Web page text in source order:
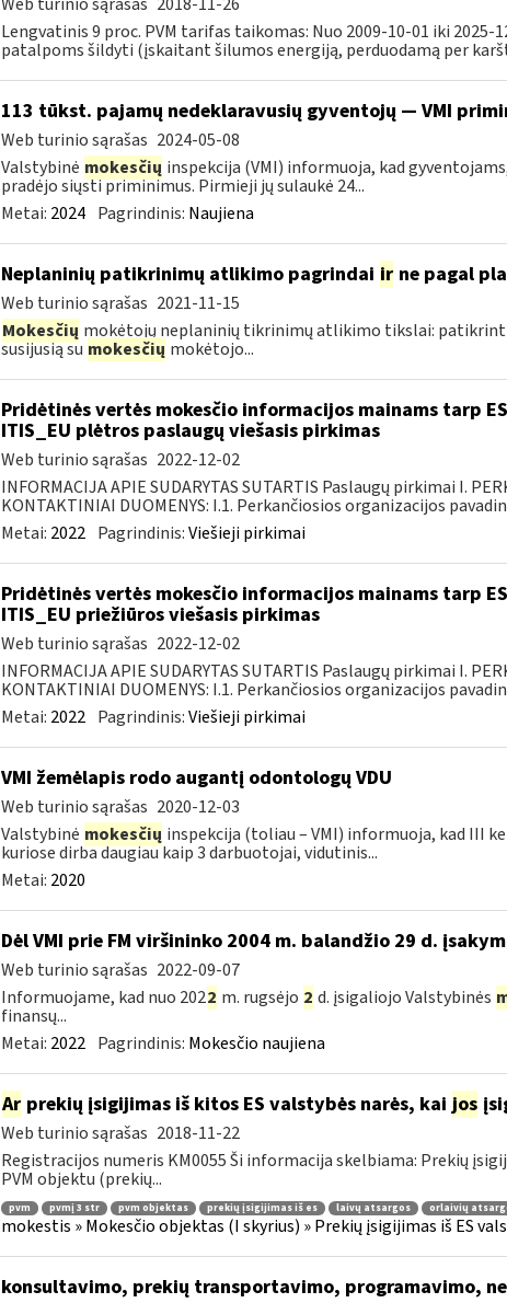
Lengvatinis 9 proc. PVM tarifas taikomas: Nuo 2009-10-01 iki
patalpoms šildyti (įskaitant šilumos energiją, perduodamą per
113 tūkst. pajamų nedeklaravusių gyventojų — VMI
Web turinio sąrašas 2024-05-08
Valstybinė mokesčių inspekcija (VMI) informuoja, kad
pradėjo siųsti priminimus. Pirmieji jų sulaukė 24...
Metai: 2024 Pagrindinis: Naujiena
Neplaninių patikrinimų atlikimo pagrindai irne pagal
Web turinio sąrašas 2021-11-15
Mokesčių mokėtojų neplaninių tikrinimų atlikimo tikslai:
susijusią su mokesčių mokėtojo...
Pridėtinės vertės mokesčio informacijos mainams tarp
ITIS_EU plėtros paslaugų viešasis pirkimas
Web turinio sąrašas 2022-12-02
INFORMACIJA APIE SUDARYTAS SUTARTIS Paslaugų pirkimai I.
KONTAKTINIAI DUOMENYS: I.1. Perkančiosios organizacijos
Metai: 2022 Pagrindinis:Viešieji pirkimai
Pridėtinės vertės mokesčio informacijos mainams tarp
ITIS_EU priežiūros viešasis pirkimas
Web turinio sąrašas 2022-12-02
INFORMACIJA APIE SUDARYTAS SUTARTIS Paslaugų pirkimai I.
KONTAKTINIAI DUOMENYS: I.1. Perkančiosios organizacijos
Metai: 2022 Pagrindinis:Viešieji pirkimai
VMI žemėlapis rodo augantį odontologų VDU
Web turinio sąrašas 2020-12-03
Valstybinė mokesčių inspekcija (toliau – VMI) informuoja, kad III
kuriose dirba daugiau kaip 3 darbuotojai, vidutinis...
Metai: 2020
Dėl VMI prie FM viršininko 2004 m. balandžio 29 d.
Web turinio sąrašas 2022-09-07
Informuojame, kad nuo 2022 m. rugsėjo 2 d. įsigaliojo Valstybinės
finansų...
Metai: 2022 Pagrindinis: Mokesčio naujiena
Arprekių įsigijimas iš kitos ES valstybės narės, kai jos
Web turinio sąrašas 2018-11-22
Registracijos numeris KM0055 Ši informacija skelbiama: Prekių
PVM objektu (prekių...
pvm pvmį 3 str pvm objektas prekių įsigijimas iš es laivų atsargos orlaivių
mokestis » Mokesčio objektas (I skyrius) » Prekių įsigijimas iš ES
konsultavimo, prekių transportavimo, programavimo,